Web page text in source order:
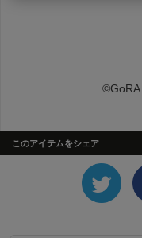
このアイテムをシェア